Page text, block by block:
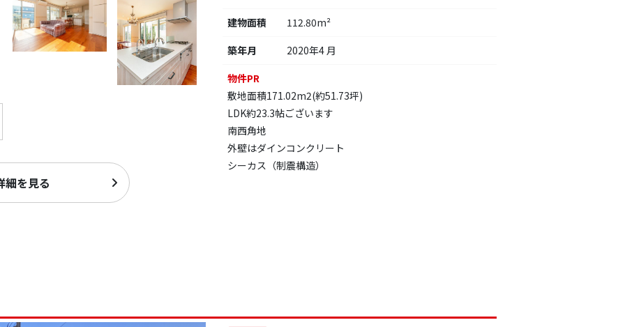
細を見る
建物面積
112.80m²
築年月
2020年4 月
物件PR
敷地面積171.02m2(約51.73坪)
LDK約23.3帖ございます
南西角地
外壁はダインコンクリート
シーカス（制震構造）